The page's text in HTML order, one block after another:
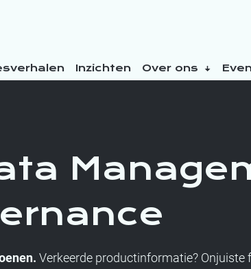
Inzichten Over ons
Verkeerde productinformatie? Onjuiste